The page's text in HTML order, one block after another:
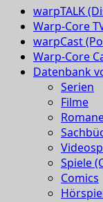
warpTALK
Warp-Core
warpCast
Warp-Core
Datenbank
Serien
Filme
Spiele
Comics